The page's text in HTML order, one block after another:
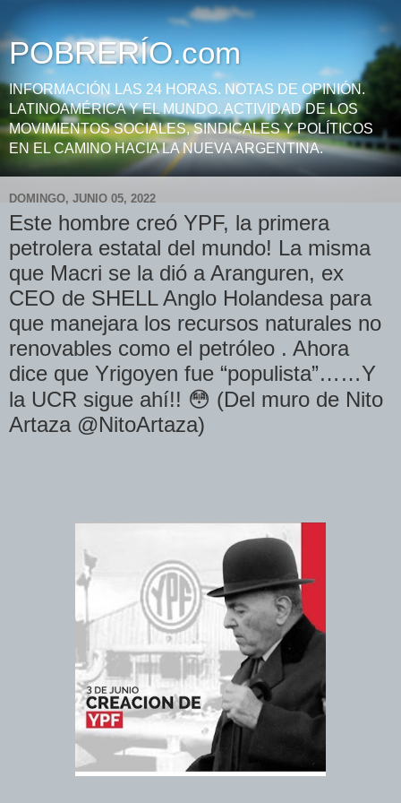
POBRERÍO.com
INFORMACIÓN LAS 24 HORAS. NOTAS DE OPINIÓN.
LATINOAMÉRICA Y EL MUNDO. ACTIVIDAD DE LOS
MOVIMIENTOS SOCIALES, SINDICALES Y POLÍTICOS
EN EL CAMINO HACIA LA NUEVA ARGENTINA.
DOMINGO, JUNIO 05, 2022
Este hombre creó YPF, la primera
petrolera estatal del mundo! La misma
que Macri se la dió a Aranguren, ex
CEO de SHELL Anglo Holandesa para
que manejara los recursos naturales no
renovables como el petróleo . Ahora
dice que Yrigoyen fue “populista”……Y
la UCR sigue ahí!! 😳 (Del muro de Nito
Artaza @NitoArtaza)